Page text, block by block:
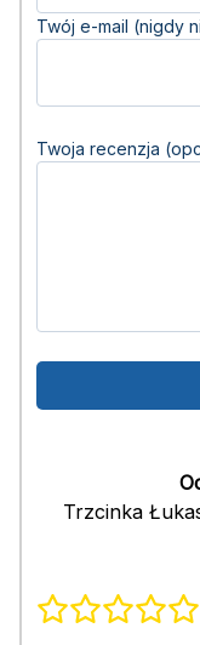
Twój e-mail (nigdy
Twoja recenzja
Trzcinka